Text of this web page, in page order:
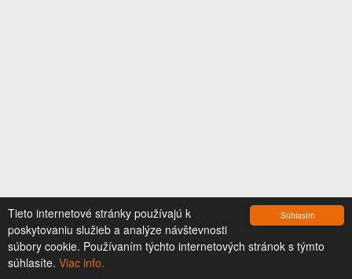
Súhlasím
Tieto internetové stránky používajú k
poskytovaniu služieb a analýze návštevnosti
súbory cookie. Používaním týchto internetových stránok s týmto
súhlasíte. Viac info.